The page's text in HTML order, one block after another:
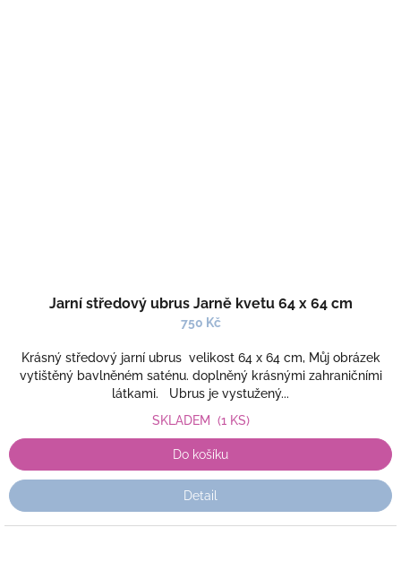
Jarní středový ubrus Jarně kvetu 64 x 64 cm
750 Kč
Krásný středový jarní ubrus velikost 64 x 64 cm, Můj obrázek
vytištěný bavlněném saténu. doplněný krásnými zahraničními
látkami. Ubrus je vystužený...
SKLADEM (1 KS)
Do košíku
Detail